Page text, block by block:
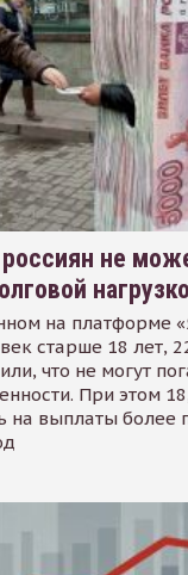
не
на платформе
старше 18 лет,
что не могут
При этом
на выплаты более